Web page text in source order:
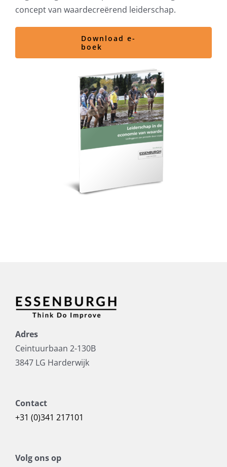
concept van waardecreërend leiderschap.
Download e-
boek
Adres
Ceintuurbaan 2-130B
3847 LG Harderwijk
Contact
+31 (0)341 217101
Volg ons op